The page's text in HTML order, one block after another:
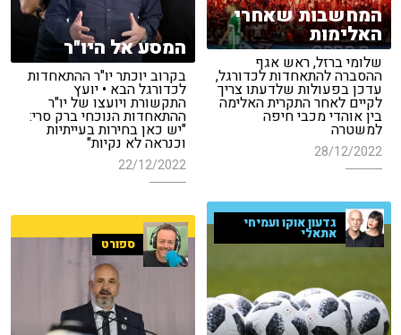
המחשבות שאחרי
האלימות
שלומי ברזל, ראש אגף
ההסברה להתאחדות לכדורגל,
עדכן בפעולות שלדעתו צריך
לקיים לאחר התקרית האלימה
בין אוהדי מכבי חיפה
למשטרה
28/12/2022
המסע אל היו"ר
בקרוב יוכתר יו"ר ההתאחדות
לכדורגל הבא • יועץ
התקשורת ויועצו של יו"ר
ההתאחדות הנוכחי ברק סרי:
"יש כאן בחירות בעייתיות
וכנראה לא נקיות"
22/12/2022
גדעון אוקו ועמיחי
אתאלי
ספורט